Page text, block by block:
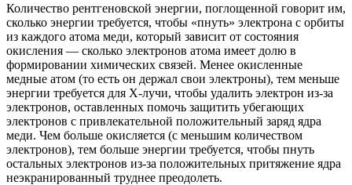
Количество рентгеновской энергии, поглощенной говорит им,
сколько энергии требуется, чтобы «пнуть» электрона с орбиты
из каждого атома меди, который зависит от состояния
окисления — сколько электронов атома имеет долю в
формировании химических связей. Менее окисленные
медные атом (то есть он держал свои электроны), тем меньше
энергии требуется для Х-лучи, чтобы удалить электрон из-за
электронов, оставленных помочь защитить убегающих
электронов с привлекательной положительный заряд ядра
меди. Чем больше окисляется (с меньшим количеством
электронов), тем больше энергии требуется, чтобы пнуть
остальных электронов из-за положительных притяжение ядра
неэкранированный труднее преодолеть.